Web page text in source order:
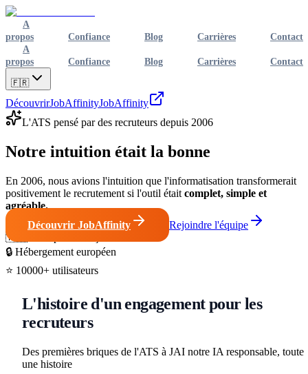
A
propos
Confiance Blog Carrières
Contact
A
propos
Confiance Blog Carrières Contact
🇫🇷
DécouvrirJobAffinityJobAffinity
L'ATS pensé par des recruteurs depuis 2006
Notre intuition était la bonne
En 2006, nous avions l'intuition que l'informatisation transformerait
positivement le recrutement si l'outil était complet, simple et
agréable.
Découvrir JobAffinity
Rejoindre l'équipe
🇫🇷
🔒 Hébergement européen
⭐ 10000+ utilisateurs
L'histoire d'un engagement pour les
recruteurs
Des premières briques de l'ATS à JAI notre IA responsable, toute
une histoire